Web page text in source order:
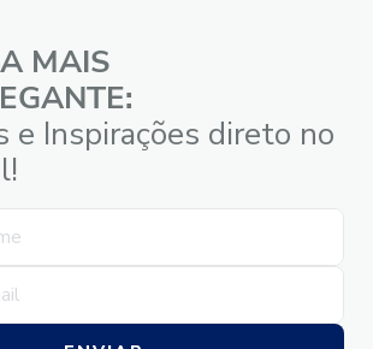
MAIS
e Inspirações direto no